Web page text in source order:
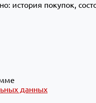
история покупок,
данных